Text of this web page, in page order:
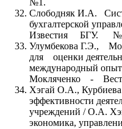
№1.
Слободняк И.А.
бухгалтерской
Известия БГУ.
Улумбекова Г.Э.,
для оценки
международный
Мокляченко -
Хэгай О.А.,
эффективности
учреждений / О.А.
экономика,